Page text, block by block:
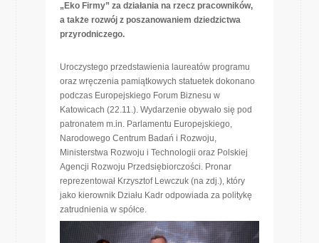
„Eko Firmy” za działania na rzecz pracowników,
a także rozwój z poszanowaniem dziedzictwa
przyrodniczego.
Uroczystego przedstawienia laureatów programu
oraz wręczenia pamiątkowych statuetek dokonano
podczas Europejskiego Forum Biznesu w
Katowicach (22.11.). Wydarzenie obywało się pod
patronatem m.in. Parlamentu Europejskiego,
Narodowego Centrum Badań i Rozwoju,
Ministerstwa Rozwoju i Technologii oraz Polskiej
Agencji Rozwoju Przedsiębiorczości. Pronar
reprezentował Krzysztof Lewczuk (na zdj.), który
jako kierownik Działu Kadr odpowiada za politykę
zatrudnienia w spółce.